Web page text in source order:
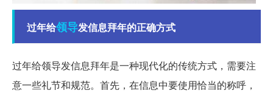
过年给领导发信息拜年的正确方式
过年给领导发信息拜年是一种现代化的传统方式，需要注
意一些礼节和规范。首先，在信息中要使用恰当的称呼，